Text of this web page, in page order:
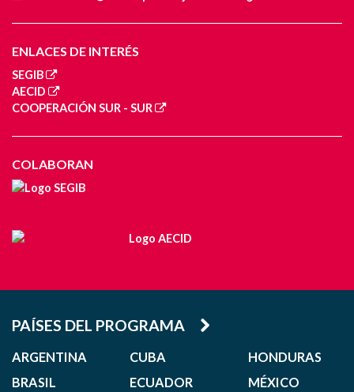
ENLACES DE INTERÉS
SEGIB
AECID
COOPERACIÓN SUR - SUR
COLABORAN
PAÍSES DEL PROGRAMA
ARGENTINA
BRASIL
CUBA
ECUADOR
HONDURAS
MÉXICO